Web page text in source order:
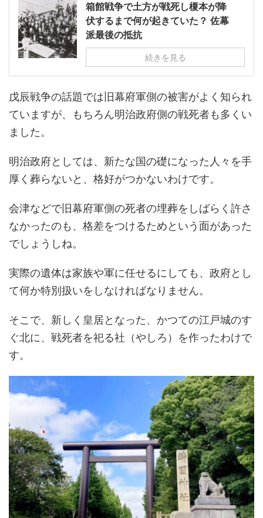
箱館戦争で土方が戦死し榎本が降
伏するまで何が起きていた？ 佐幕
派最後の抵抗
続きを見る
戊辰戦争の話題では旧幕府軍側の被害がよく知られ
ていますが、もちろん明治政府側の戦死者も多くい
ました。
明治政府としては、新たな国の礎になった人々を手
厚く葬らないと、格好がつかないわけです。
会津などで旧幕府軍側の死者の埋葬をしばらく許さ
なかったのも、格差をつけるためという面があった
でしょうしね。
実際の遺体は家族や軍に任せるにしても、政府とし
て何か特別扱いをしなければなりません。
そこで、新しく皇居となった、かつての江戸城のす
ぐ北に、戦死者を祀る社（やしろ）を作ったわけで
す。